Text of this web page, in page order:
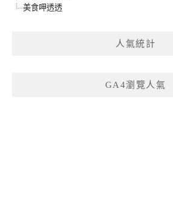
美食呷透透
人氣統計
GA4瀏覽人氣